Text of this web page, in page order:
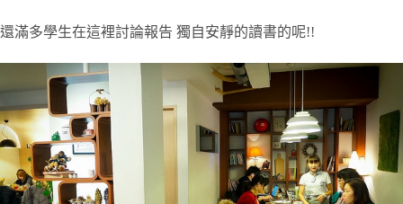
還滿多學生在這裡討論報告 獨自安靜的讀書的呢!!